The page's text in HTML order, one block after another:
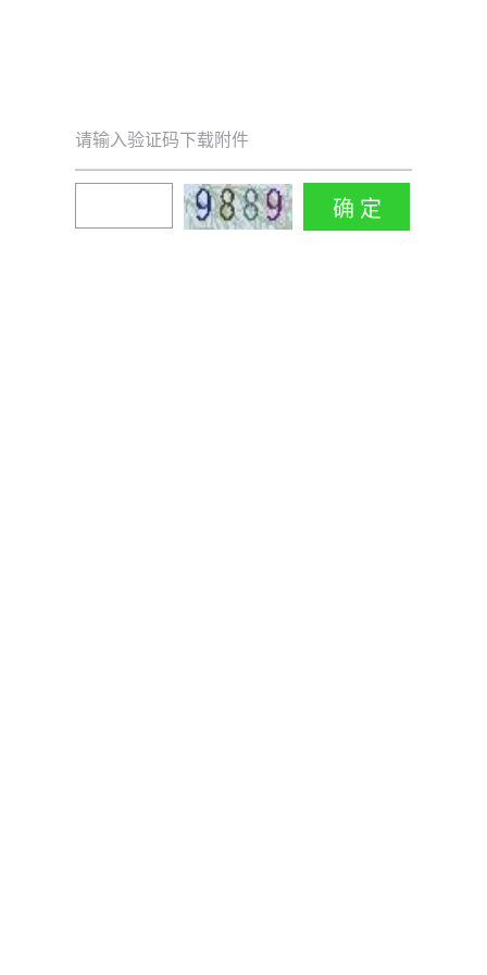
请输入验证码下载附件